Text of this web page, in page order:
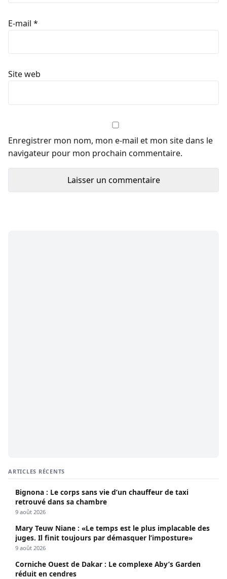
E-mail *
Site web
Enregistrer mon nom, mon e-mail et mon site dans le
navigateur pour mon prochain commentaire.
ARTICLES RÉCENTS
Bignona : Le corps sans vie d’un chauffeur de taxi
retrouvé dans sa chambre
9 août 2026
Mary Teuw Niane : «Le temps est le plus implacable des
juges. Il finit toujours par démasquer l’imposture»
9 août 2026
Corniche Ouest de Dakar : Le complexe Aby’s Garden
réduit en cendres